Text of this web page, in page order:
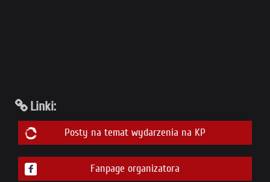
Linki:
Posty na temat wydarzenia na KP
Fanpage organizatora